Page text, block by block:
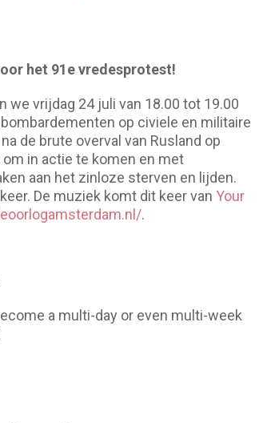
het 91e vredesprotest!
vrijdag 24 juli van 18.00 tot 19.00
op civiele en militaire
de brute overval van Rusland op
in actie te komen en met
aan het zinloze sterven en lijden.
De muziek komt dit keer van Your
.
a multi-day or even multi-week